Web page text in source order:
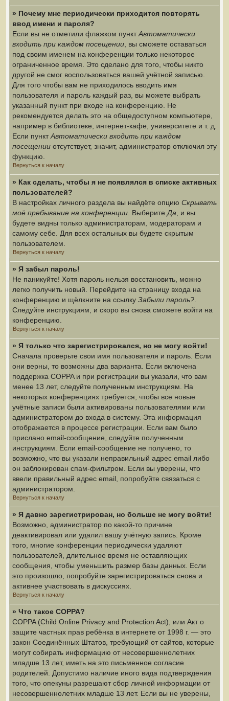
» Почему мне периодически приходится повторять
ввод имени и пароля?
Если вы не отметили флажком пунктАвтоматически
входить при каждом посещении , вы сможете оставаться
под своим именем на конференции только некоторое
ограниченное время. Это сделано для того, чтобы никто
другой не смог воспользоваться вашей учётной записью.
Для того чтобы вам не приходилось вводить имя
пользователя и пароль каждый раз, вы можете выбрать
указанный пункт при входе на конференцию. Не
рекомендуется делать это на общедоступном компьютере,
например в библиотеке, интернет-кафе, университете и т. д.
Если пунктАвтоматически входить при каждом
посещении отсутствует, значит, администратор отключил эту
функцию.
Вернуться к началу
» Как сделать, чтобы я не появлялся в списке активных
пользователей?
В настройках личного раздела вы найдёте опцию Скрывать
моё пребывание на конференции . Выберите Да , и вы
будете видны только администраторам, модераторам и
самому себе. Для всех остальных вы будете скрытым
пользователем.
Вернуться к началу
» Я забыл пароль!
Не паникуйте! Хотя пароль нельзя восстановить, можно
легко получить новый. Перейдите на страницу входа на
конференцию и щёлкните на ссылку Забыли пароль?
Следуйте инструкциям, и скоро вы снова сможете войти на
конференцию.
Вернуться к началу
» Я только что зарегистрировался, но не могу войти!
Сначала проверьте свои имя пользователя и пароль. Если
они верны, то возможны два варианта. Если включена
поддержка COPPA и при регистрации вы указали, что вам
менее 13 лет, следуйте полученным инструкциям. На
некоторых конференциях требуется, чтобы все новые
учётные записи были активированы пользователями или
администратором до входа в систему. Эта информация
отображается в процессе регистрации. Если вам было
прислано email-сообщение, следуйте полученным
инструкциям. Если email-сообщение не получено, то
возможно, что вы указали неправильный адрес email либо
он заблокирован спам-фильтром. Если вы уверены, что
ввели правильный адрес email, попробуйте связаться с
администратором.
Вернуться к началу
» Я давно зарегистрирован, но больше не могу войти!
Возможно, администратор по какой-то причине
деактивировал или удалил вашу учётную запись. Кроме
того, многие конференции периодически удаляют
пользователей, длительное время не оставляющих
сообщения, чтобы уменьшить размер базы данных. Если
это произошло, попробуйте зарегистрироваться снова и
активнее участвовать в дискуссиях.
Вернуться к началу
» Что такое COPPA?
COPPA (Child Online Privacy and Protection Act), или Акт о
защите частных прав ребёнка в интернете от 1998 г. — это
закон Соединённых Штатов, требующий от сайтов, которые
могут собирать информацию от несовершеннолетних
младше 13 лет, иметь на это письменное согласие
родителей. Допустимо наличие иного вида подтверждения
того, что опекуны разрешают сбор личной информации от
несовершеннолетних младше 13 лет. Если вы не уверены,